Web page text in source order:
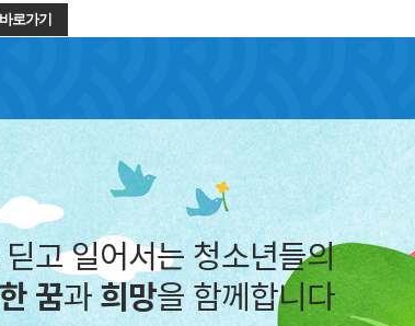
로가기
고 일어서는 청소년들의
꿈과희망을 함께합니다